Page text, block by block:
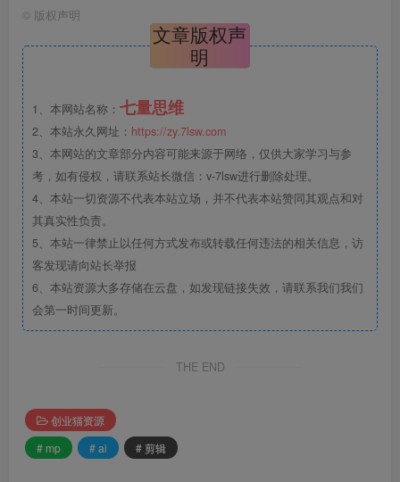
© 版权声明
文章版权声
明
1、本网站名称： 七量思维
2、本站永久网址： https://zy.7lsw.com
3、本网站的文章部分内容可能来源于网络，仅供大家学习与参
考，如有侵权，请联系站长微信：v-7lsw进行删除处理。
4、本站一切资源不代表本站立场，并不代表本站赞同其观点和对
其真实性负责。
5、本站一律禁止以任何方式发布或转载任何违法的相关信息，访
客发现请向站长举报
6、本站资源大多存储在云盘，如发现链接失效，请联系我们我们
会第一时间更新。
THE END
创业猫资源
# mp
# ai # 剪辑